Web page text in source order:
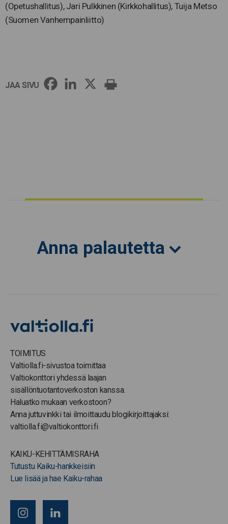
(Opetushallitus), Jari Pulkkinen (Kirkkohallitus), Tuija Metso
(Suomen Vanhempainliitto)
JAA SIVU
Anna palautetta
TOIMITUS
Valtiolla.fi-sivustoa toimittaa
Valtiokonttori yhdessä laajan
sisällöntuotantoverkoston kanssa.
Haluatko mukaan verkostoon?
Anna juttuvinkki tai ilmoittaudu blogikirjoittajaksi:
valtiolla.fi@valtiokonttori.fi
KAIKU-KEHITTÄMISRAHA
Tutustu Kaiku-hankkeisiin
Lue lisää ja hae Kaiku-rahaa